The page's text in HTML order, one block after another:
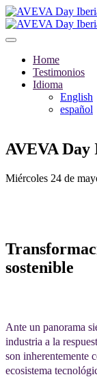
Home
Testimonios
Idioma
English
español
AVEVA Day
Miércoles 24 de
sostenible
Ante un panorama
industria a la
son inherentemente
ecosistema